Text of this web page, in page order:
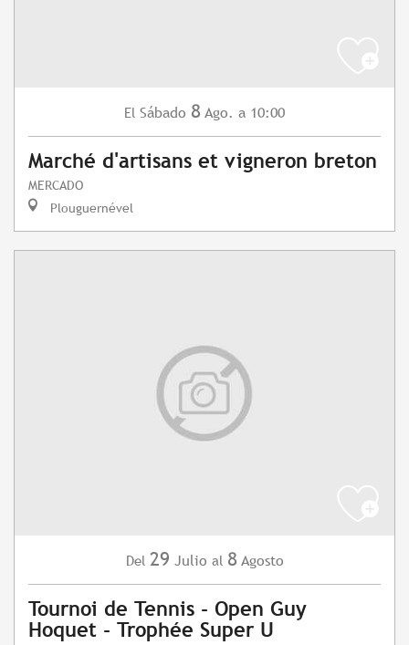
El Sábado 8 Ago. a 10:00
Marché d'artisans et vigneron breton
MERCADO
Plouguernével
Del 29 Julio al 8 Agosto
Tournoi de Tennis - Open Guy
Hoquet - Trophée Super U